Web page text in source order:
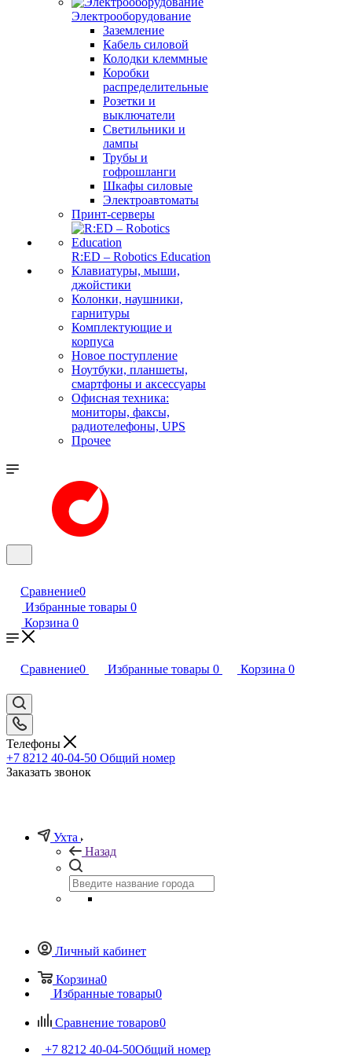
Электрооборудование
Заземление
Кабель силовой
Колодки клеммные
Коробки
распределительные
Розетки и
выключатели
Светильники и
лампы
Трубы и
гофрошланги
Шкафы силовые
Электроавтоматы
Принт-серверы
R:ED – Robotics Education
Клавиатуры, мыши,
джойстики
Колонки, наушники,
гарнитуры
Комплектующие и
корпуса
Новое поступление
Ноутбуки, планшеты,
смартфоны и аксессуары
Офисная техника:
мониторы, факсы,
радиотелефоны, UPS
Прочее
Сравнение0
Избранные товары 0
Корзина 0
Сравнение0 Избранные товары 0 Корзина 0
Телефоны
+7 8212 40-04-50 Общий номер
Заказать звонок
Ухта
Назад
Личный кабинет
Корзина0
Избранные товары0
Сравнение товаров0
+7 8212 40-04-50Общий номер